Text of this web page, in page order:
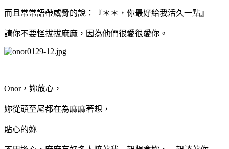
而且常常語帶威脅的說：『＊＊，你最好給我活久一點』
請你不要怪拔拔麻麻，因為他們很愛很愛你。
Onor，妳放心，
妳從頭至尾都在為麻麻著想，
貼心的妳